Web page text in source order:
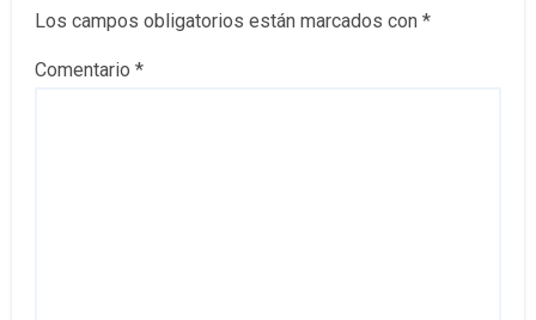
Los campos obligatorios están marcados con *
Comentario *